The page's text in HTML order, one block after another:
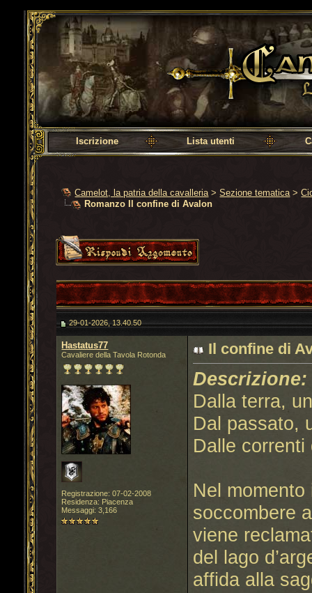
Camelot, la patria della cavalleria
Iscrizione Lista utenti
Camelot, la patria della cavalleria >Sezione tematica >
Romanzo Il confine di Avalon
29-01-2026, 13.40.50
Hastatus77
Cavaliere della Tavola Rotonda
Registrazione: 07-02-2008
Residenza: Piacenza
Messaggi: 3,166
Il confine di
Descrizione:
Dalla terra,
Dal passato,
Dalle
Nel
soccombere
viene
del lago
affida alla